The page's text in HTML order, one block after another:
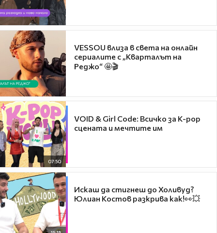
VESSOU влиза в света на онлайн
сериалите с „Кварталът на
Реджо“ 🤩🎬
07:50
VOID & Girl Code: Всичко за K-pop
сцената и мечтите им
Искаш да стигнеш до Холивуд?
Юлиан Костов разкрива как!👀💥